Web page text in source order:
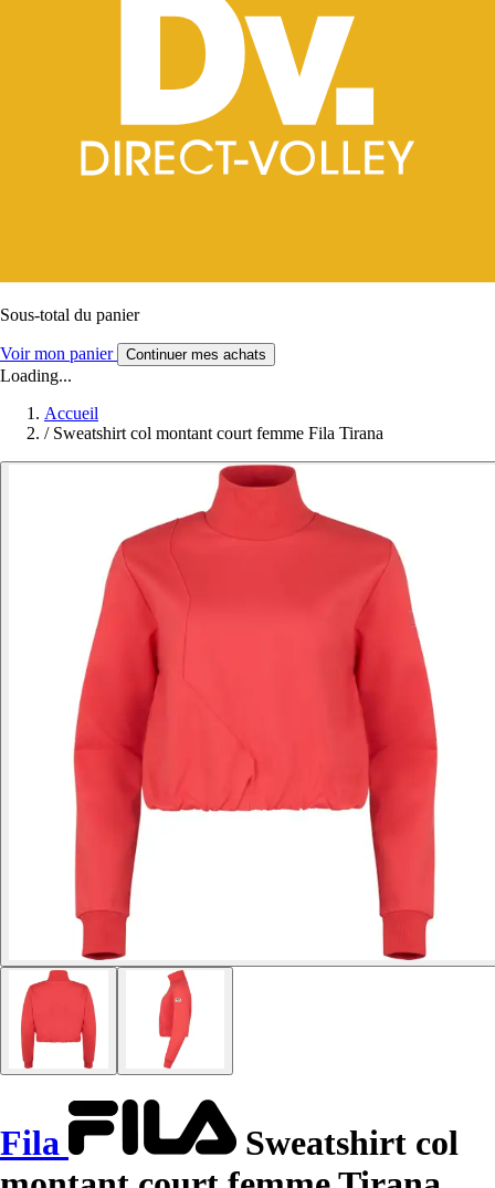
Sous-total du panier
Voir mon panier Continuer mes achats
Loading...
Accueil
/ Sweatshirt col montant court femme Fila Tirana
Fila
Sweatshirt col